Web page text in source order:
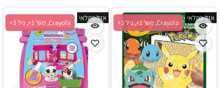
Crayola, מש' 1+, גיל 3+
אזל במלאי
Crayola, מש' 1+, גיל 3+
אזל במלאי